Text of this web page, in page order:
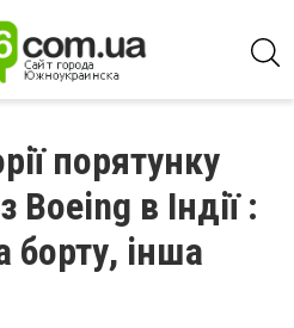
порятунку
Boeing в Індії :
інша